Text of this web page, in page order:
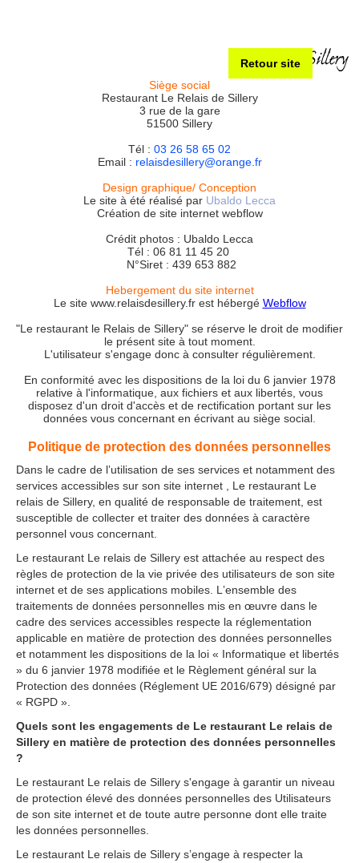
Retour site
Siège social
Restaurant Le Relais de Sillery
3 rue de la gare
51500 Sillery
Tél : 03 26 58 65 02
Email : relaisdesillery@orange.fr
Design graphique/ Conception
Le site à été réalisé par Ubaldo Lecca
Création de site internet webflow
Crédit photos : Ubaldo Lecca
Tél : 06 81 11 45 20
N°Siret : 439 653 882
Hebergement du site internet
Le site www.relaisdesillery.fr est hébergé Webflow
"Le restaurant le Relais de Sillery" se réserve le droit de modifier
le présent site à tout moment.
L'utilisateur s'engage donc à consulter régulièrement.
En conformité avec les dispositions de la loi du 6 janvier 1978
relative à l'informatique, aux fichiers et aux libertés, vous
disposez d'un droit d'accès et de rectification portant sur les
données vous concernant en écrivant au siège social.
Politique de protection des données personnelles
Dans le cadre de lʼutilisation de ses services et notamment des
services accessibles sur son site internet , Le restaurant Le
relais de Sillery, en qualité de responsable de traitement, est
susceptible de collecter et traiter des données à caractère
personnel vous concernant.
Le restaurant Le relais de Sillery est attachée au respect des
règles de protection de la vie privée des utilisateurs de son site
internet et de ses applications mobiles. Lʼensemble des
traitements de données personnelles mis en œuvre dans le
cadre des services accessibles respecte la réglementation
applicable en matière de protection des données personnelles
et notamment les dispositions de la loi « Informatique et libertés
» du 6 janvier 1978 modifiée et le Règlement général sur la
Protection des données (Réglement UE 2016/679) désigné par
« RGPD ».
Quels sont les engagements de Le restaurant Le relais de
Sillery en matière de protection des données personnelles
?
Le restaurant Le relais de Sillery s'engage à garantir un niveau
de protection élevé des données personnelles des Utilisateurs
de son site internet et de toute autre personne dont elle traite
les données personnelles.
Le restaurant Le relais de Sillery sʼengage à respecter la